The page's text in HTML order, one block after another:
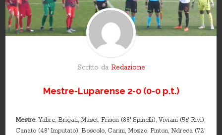
Scritto da Redazione
Mestre-Luparense 2-0 (0-0 p.t.)
Mestre: Yabre, Brigati, Maset, Frison (88′ Spinelli), Viviani (56′ Rivi),
Canato (48′ Imputato), Boscolo, Carini, Mozzo, Pinton, Ndreca (72′